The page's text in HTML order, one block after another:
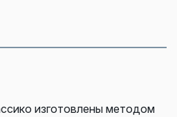
изготовлены методом